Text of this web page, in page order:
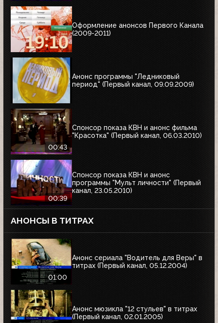
Оформление анонсов Первого Канала
(2009-2011)
Анонс программы "Ледниковый
период" (Первый канал, 09.09.2009)
00:43
Спонсор показа КВН и анонс фильма
"Красотка" (Первый канал, 06.03.2010)
00:39
Спонсор показа КВН и анонс
программы "Мульт личности" (Первый
канал, 23.05.2010)
АНОНСЫ В ТИТРАХ
01:00
Анонс сериала "Водитель для Веры" в
титрах (Первый канал, 05.12.2004)
Анонс мюзикла "12 стульев" в титрах
(Первый канал, 02.01.2005)